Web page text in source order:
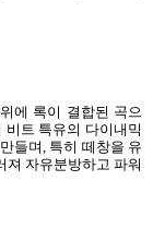
에 록이 결합된 곡으
비트 특유의 다이내믹
들며, 특히 떼창을 유
져 자유분방하고 파워